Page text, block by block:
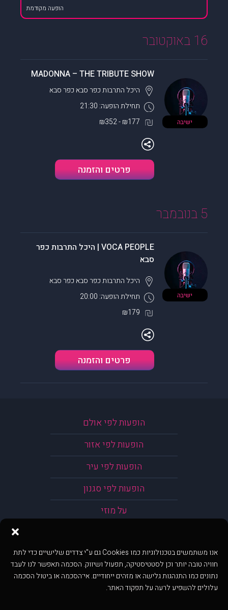
אנו משתמשים בטכנולוגיות כמו Cookies גם ע"י צדדים שלישיים כדי לתת
חוויה טובה יותר וכן לסטטיסטיקה, תפעול ושיווק. הסכמה תאפשר לנו לעבד
נתונים כמו התנהגות גלישה או מזהים ייחודיים. אי־הסכמה או ביטול הסכמה
עלולים להשפיע לרעה על תפקוד האתר.
הופעה מקודמת
16 באוקטובר
ישיבה
MADONNA – THE TRIBUTE SHOW
תחילת הופעה: 21:30
היכל התרבות כפר סבא כפר סבא
₪177 - ₪352
פרטים והזמנה
5 בנובמבר
ישיבה
VOCA PEOPLE | היכל התרבות כפר
סבא
תחילת הופעה: 20:00
היכל התרבות כפר סבא כפר סבא
₪179
פרטים והזמנה
הופעות לפי אולם
הופעות לפי אזור
הופעות לפי עיר
הופעות לפי סגנון
על מוזי